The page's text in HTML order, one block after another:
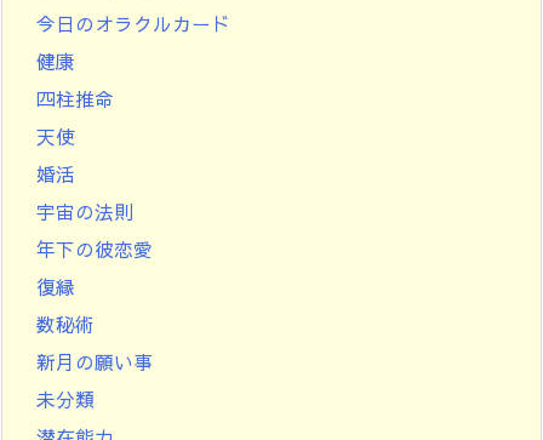
今日のオラクルカード
健康
四柱推命
天使
婚活
宇宙の法則
年下の彼恋愛
復縁
数秘術
新月の願い事
未分類